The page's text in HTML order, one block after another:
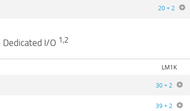
20 + 2
I/O 1,2
LM1K
30 + 2
39 + 2